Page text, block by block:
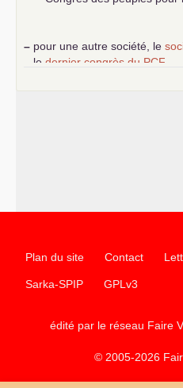
– pour une autre société, le
le dernier congrès du PCF
Plan du site Contact
Sarka-SPIP GPLv3
édité par le réseau Faire
© 2005-2026